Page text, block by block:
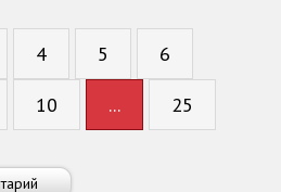
4 5 6
10 ... 25